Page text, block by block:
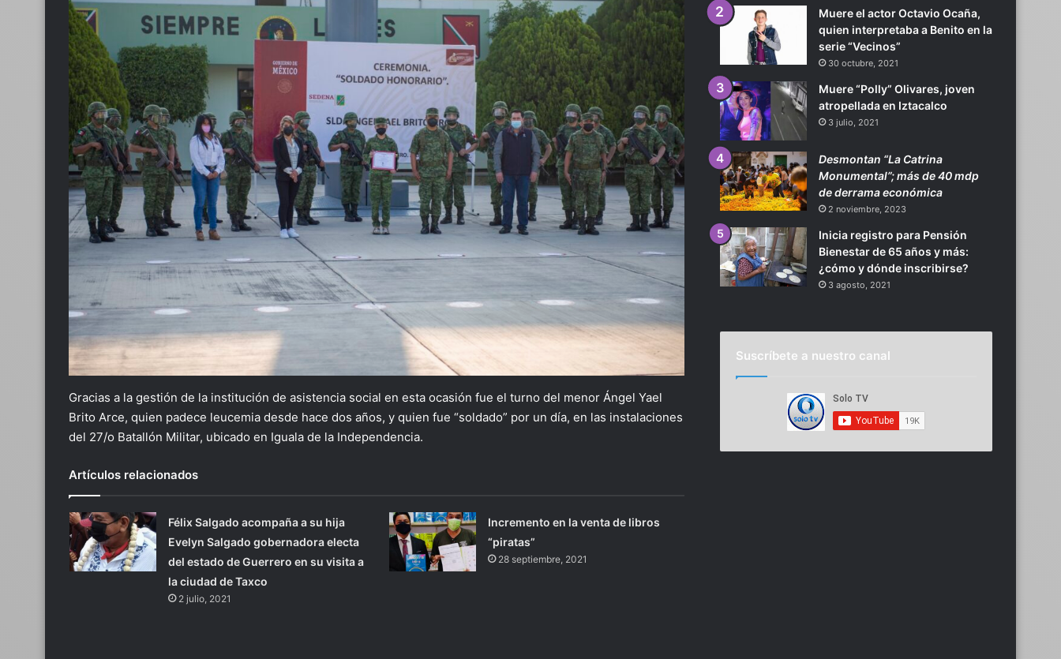
Gracias a la gestión de la institución de asistencia social en esta ocasión fue el turno del menor Ángel Yael
Brito Arce, quien padece leucemia desde hace dos años, y quien fue “soldado” por un día, en las instalaciones
del 27/o Batallón Militar, ubicado en Iguala de la Independencia.
Artículos relacionados
Félix Salgado acompaña a su hija
Evelyn Salgado gobernadora electa
del estado de Guerrero en su visita a
la ciudad de Taxco
2 julio, 2021
Incremento en la venta de libros
“piratas”
28 septiembre, 2021
Muere el actor Octavio Ocaña,
quien interpretaba a Benito en la
serie “Vecinos”
30 octubre, 2021
Muere “Polly” Olivares, joven
atropellada en Iztacalco
3 julio, 2021
Desmontan “La Catrina
Monumental”; más de 40 mdp
de derrama económica
2 noviembre, 2023
Inicia registro para Pensión
Bienestar de 65 años y más:
¿cómo y dónde inscribirse?
3 agosto, 2021
Suscríbete a nuestro canal